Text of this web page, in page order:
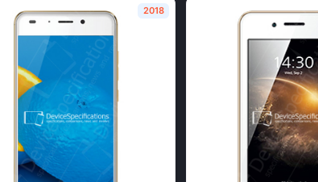
2018